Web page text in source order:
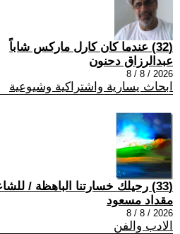
(32) عندما كان كارل ماركس شاباً
عبدالرزاق دحنون
2026 / 8 / 8
ابحاث يسارية واشتراكية وشيوعية
(33) رحيلك خسارتنا الباهظة / للشاعر صبيح عمر
مقداد مسعود
2026 / 8 / 8
الادب والفن